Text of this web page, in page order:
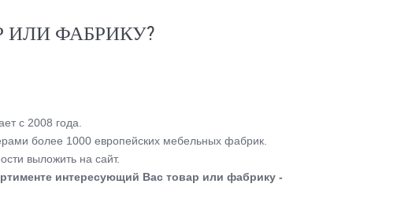
ФАБРИКУ?
с 2008 года.
более 1000 европейских мебельных фабрик.
выложить на сайт.
интересующий Вас товар или фабрику -